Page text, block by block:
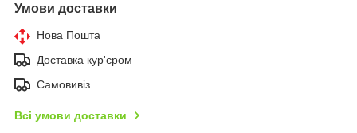
Умови доставки
Нова Пошта
Доставка кур'єром
Самовивіз
Всі умови доставки